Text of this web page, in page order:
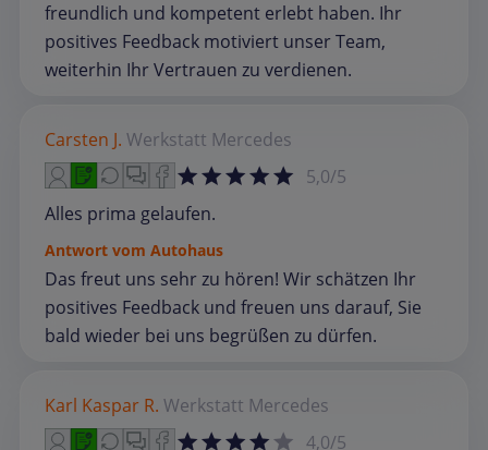
freundlich und kompetent erlebt haben. Ihr
positives Feedback motiviert unser Team,
weiterhin Ihr Vertrauen zu verdienen.
Carsten J. Werkstatt Mercedes
5,0/5
Alles prima gelaufen.
Antwort vom Autohaus
Das freut uns sehr zu hören! Wir schätzen Ihr
positives Feedback und freuen uns darauf, Sie
bald wieder bei uns begrüßen zu dürfen.
Karl Kaspar R. Werkstatt Mercedes
4,0/5